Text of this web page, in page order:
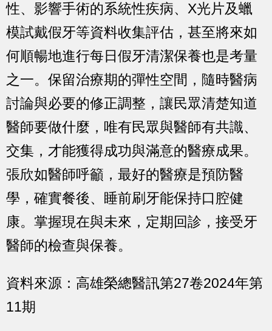
性、影響手術的系統性疾病、X光片及蠟
模試戴假牙等資料收集評估，甚至將來如
何順暢地進行每日假牙清潔保養也是考量
之一。保留治療期的彈性空間，隨時醫病
討論與必要的修正調整，讓民眾清楚知道
醫師要做什麼，唯有民眾與醫師有共識、
交集，才能獲得成功與滿意的醫療成果。
張欣如醫師呼籲，最好的醫療是預防醫
學，確實餐後、睡前刷牙能保持口腔健
康。掌握現在與未來，定期回診，接受牙
醫師的檢查與保養。
資料來源：高雄榮總醫訊第27卷2024年第
11期